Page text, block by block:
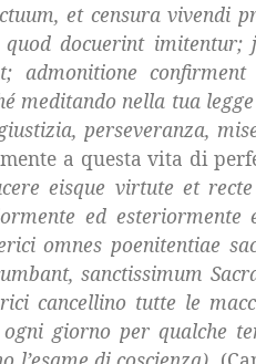
et censura vivendi
docuerint imitentur;
admonitione confirment
meditando nella tua
perseveranza,
a questa vita di
eisque virtute et
ed esteriormente
omnes poenitentiae
sanctissimum
cancellino tutte le
ogni giorno per qualche